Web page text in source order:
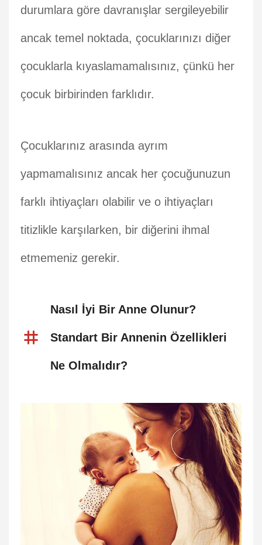
durumlara göre davranışlar sergileyebilir
ancak temel noktada, çocuklarınızı diğer
çocuklarla kıyaslamamalısınız, çünkü her
çocuk birbirinden farklıdır.
Çocuklarınız arasında ayrım
yapmamalısınız ancak her çocuğunuzun
farklı ihtiyaçları olabilir ve o ihtiyaçları
titizlikle karşılarken, bir diğerini ihmal
etmemeniz gerekir.
Nasıl İyi Bir Anne Olunur?
Standart Bir Annenin Özellikleri
Ne Olmalıdır?